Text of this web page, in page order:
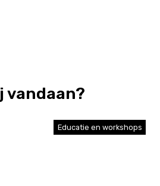
vandaan?
Educatie en workshops